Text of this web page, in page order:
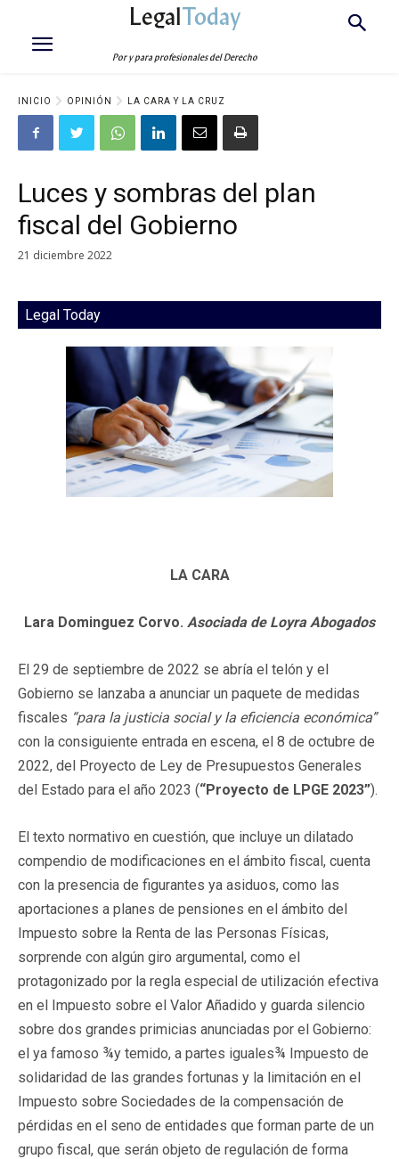
LegalToday
Por y para profesionales del Derecho
INICIO OPINIÓN LA CARA Y LA CRUZ
Luces y sombras del plan
fiscal del Gobierno
21 diciembre 2022
Legal Today
LA CARA
Lara Dominguez Corvo. Asociada de Loyra Abogados
El 29 de septiembre de 2022 se abría el telón y el
Gobierno se lanzaba a anunciar un paquete de medidas
fiscales “para la justicia social y la eficiencia económica”
con la consiguiente entrada en escena, el 8 de octubre de
2022, del Proyecto de Ley de Presupuestos Generales
del Estado para el año 2023 (“Proyecto de LPGE 2023”).
El texto normativo en cuestión, que incluye un dilatado
compendio de modificaciones en el ámbito fiscal, cuenta
con la presencia de figurantes ya asiduos, como las
aportaciones a planes de pensiones en el ámbito del
Impuesto sobre la Renta de las Personas Físicas,
sorprende con algún giro argumental, como el
protagonizado por la regla especial de utilización efectiva
en el Impuesto sobre el Valor Añadido y guarda silencio
sobre dos grandes primicias anunciadas por el Gobierno:
el ya famoso ¾y temido, a partes iguales¾ Impuesto de
solidaridad de las grandes fortunas y la limitación en el
Impuesto sobre Sociedades de la compensación de
pérdidas en el seno de entidades que forman parte de un
grupo fiscal, que serán objeto de regulación de forma